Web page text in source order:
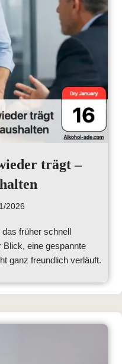
trägt –
2026
früher schnell
Blick, eine gespannte
ganz freundlich verläuft.